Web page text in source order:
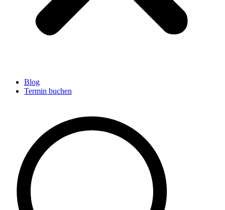
Blog
Termin buchen